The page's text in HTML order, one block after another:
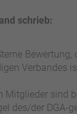
schrieb:
Verbandes
Mitglieder sind
des/der DGA-